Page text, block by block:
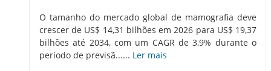
O tamanho do mercado global de mamografia deve
crescer de US$ 14,31 bilhões em 2026 para US$ 19,37
bilhões até 2034, com um CAGR de 3,9% durante o
período de previsã...... Ler mais